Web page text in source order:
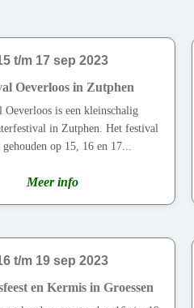
t/m 17 sep 2023
Oeverloos in Zutphen
Oeverloos is een kleinschalig
in Zutphen. Het festival
op 15, 16 en 17...
Meer info
t/m 19 sep 2023
en Kermis in Groessen